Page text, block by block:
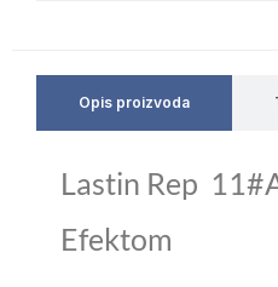
Opis proizvoda
Lastin Rep
Efektom